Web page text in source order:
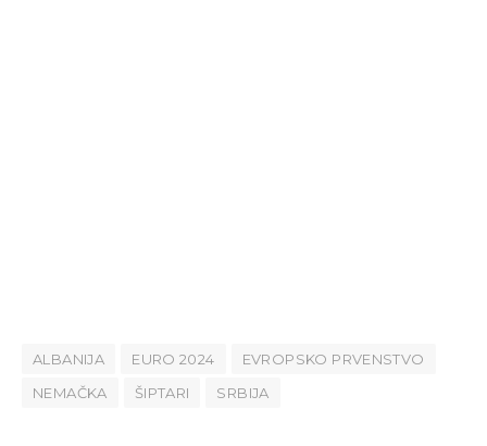
ALBANIJA EURO 2024
EVROPSKO PRVENSTVO
NEMAČKA
ŠIPTARI SRBIJA